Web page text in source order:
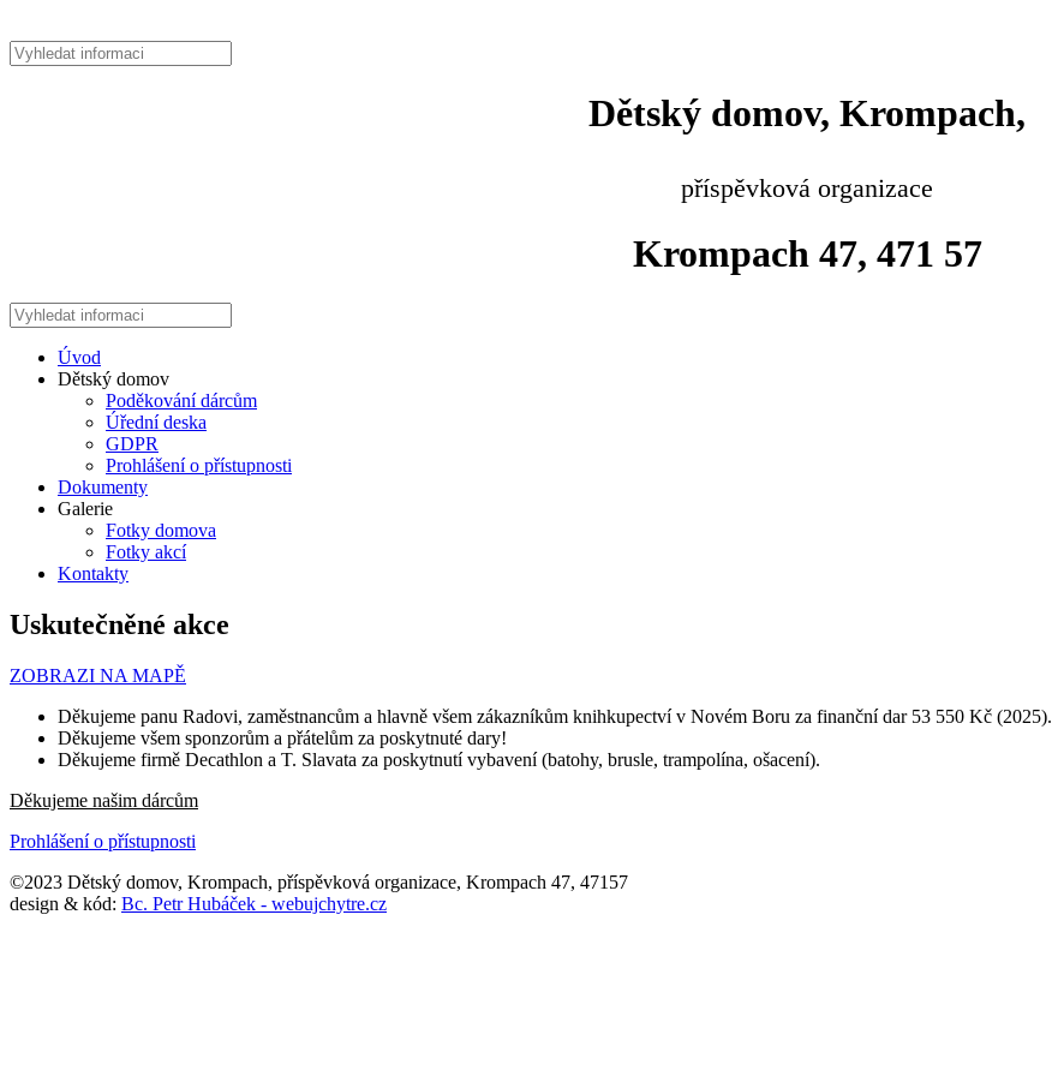
Dětský domov, Krompach,
příspěvková organizace
Krompach 47, 471 57
Úvod
Dětský domov
Poděkování dárcům
Úřední deska
GDPR
Prohlášení o přístupnosti
Dokumenty
Galerie
Fotky domova
Fotky akcí
Kontakty
Uskutečněné akce
ZOBRAZI NA MAPĚ
Děkujeme panu Radovi, zaměstnancům a hlavně všem zákazníkům knihkupectví v Novém Boru za finanční dar 53 550 Kč (2025).
Děkujeme všem sponzorům a přátelům za poskytnuté dary!
Děkujeme firmě Decathlon a T. Slavata za poskytnutí vybavení (batohy, brusle, trampolína, ošacení).
Děkujeme našim dárcům
Prohlášení o přístupnosti
©2023 Dětský domov, Krompach, příspěvková organizace, Krompach 47, 47157
design & kód: Bc. Petr Hubáček - webujchytre.cz